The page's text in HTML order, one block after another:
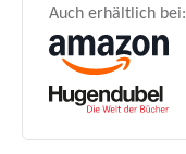
Auch erhältlich bei: